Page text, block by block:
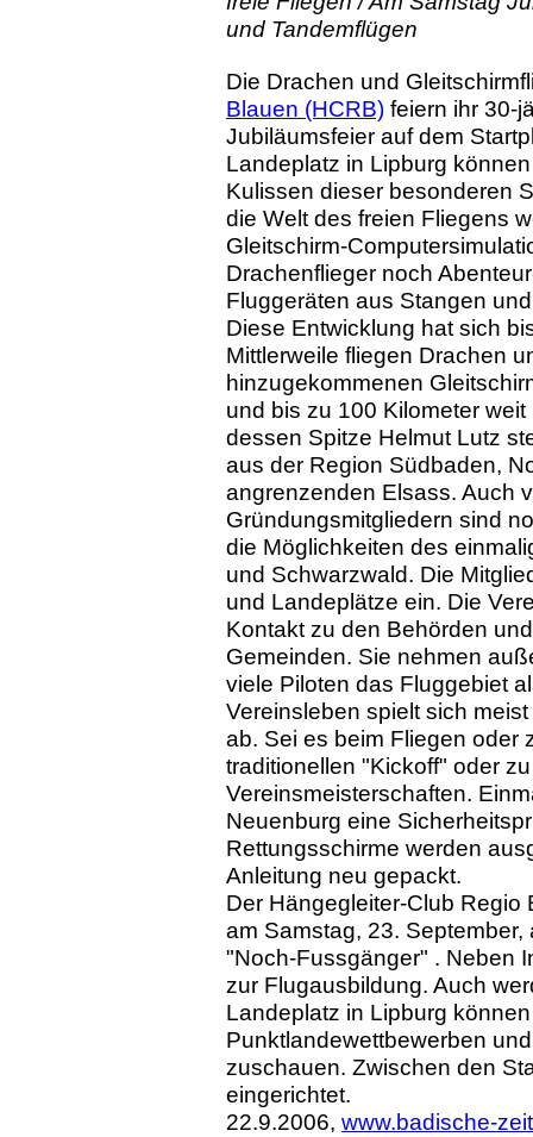
und Tandemflügen
Die Drachen und
Blauen (HCRB) feiern ihr 30-
Jubiläumsfeier auf dem
Landeplatz in Lipburg
Kulissen dieser besonderen
die Welt des freien Fliegens
Gleitschirm-
Drachenflieger noch
Fluggeräten aus Stangen
Diese Entwicklung hat sich
Mittlerweile fliegen Drachen
hinzugekommenen
und bis zu 100 Kilometer
dessen Spitze Helmut Lutz
aus der Region Südbaden,
angrenzenden Elsass. Auch
Gründungsmitgliedern sind
die Möglichkeiten des
und Schwarzwald. Die
und Landeplätze ein. Die
Kontakt zu den Behörden
Gemeinden. Sie nehmen
viele Piloten das Fluggebiet
Vereinsleben spielt sich
ab. Sei es beim Fliegen oder
traditionellen "Kickoff" oder
Vereinsmeisterschaften.
Neuenburg eine
Rettungsschirme werden
Anleitung neu gepackt.
Der Hängegleiter-Club Regio
am Samstag, 23.
"Noch-Fussgänger" . Neben
zur Flugausbildung. Auch
Landeplatz in Lipburg
Punktlandewettbewerben
zuschauen. Zwischen den
eingerichtet.
22.9.2006, www.badische-